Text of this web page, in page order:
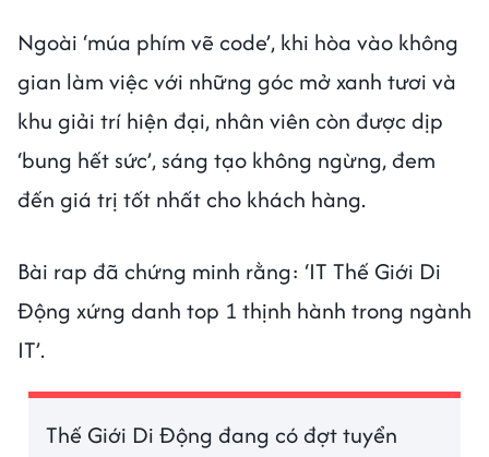
Ngoài ‘múa phím vẽ code’, khi hòa vào không
gian làm việc với những góc mở xanh tươi và
khu giải trí hiện đại, nhân viên còn được dịp
‘bung hết sức’, sáng tạo không ngừng, đem
đến giá trị tốt nhất cho khách hàng.
Bài rap đã chứng minh rằng: ‘IT Thế Giới Di
Động xứng danh top 1 thịnh hành trong ngành
IT’.
Thế Giới Di Động đang có đợt tuyển